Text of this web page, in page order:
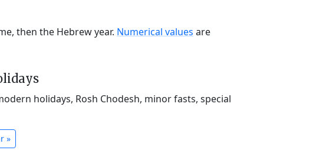
then the Hebrew year. Numerical values are
holidays, Rosh Chodesh, minor fasts, special
»